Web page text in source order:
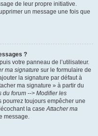
de leur propre initiative.
un message une fois que
?
votre panneau de l’utilisateur.
ma signature sur le formulaire de
la signature par défaut à
ma signature » à partir du
du forum --> Modifier les
pourrez toujours empêcher une
la caseAttacher ma
message.